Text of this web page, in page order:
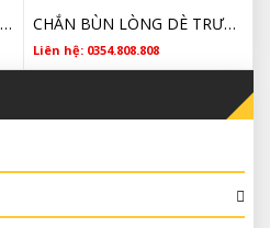
ROTUYN CÂN BẰNG VINFAST VF6 CHÍNH HÃNG CHẮN BÙN LÒNG DÈ TRƯỚC PHỤ VINFAST VF6 CHÍNH HÃNG
Liên hệ: 0354.808.808